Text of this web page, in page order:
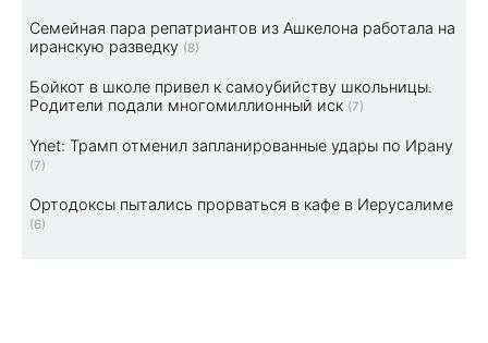
Семейная пара репатриантов из Ашкелона работала на
иранскую разведку (8)
Бойкот в школе привел к самоубийству школьницы.
Родители подали многомиллионный иск (7)
Ynet: Трамп отменил запланированные удары по Ирану
(7)
Ортодоксы пытались прорваться в кафе в Иерусалиме
(6)